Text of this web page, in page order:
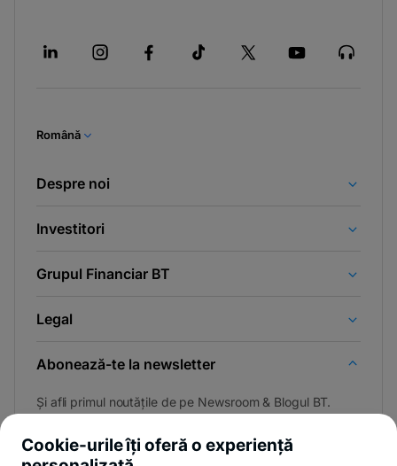
Română
Despre noi
Investitori
Grupul Financiar BT
Legal
Abonează-te la newsletter
Și afli primul noutățile de pe Newsroom & Blogul BT.
Cookie-urile îți oferă o experiență